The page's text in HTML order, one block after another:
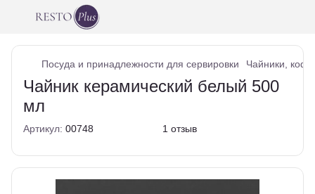
Посуда и принадлежности для сервировки Чайники,
Чайник керамический белый 500
мл
Артикул: 00748 1 отзыв